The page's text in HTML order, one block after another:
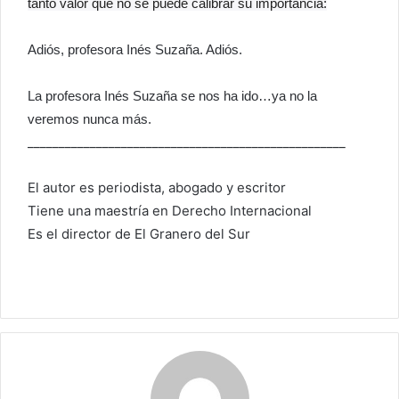
tanto valor que no se puede calibrar su importancia:
Adiós, profesora Inés Suzaña. Adiós.
La profesora Inés Suzaña se nos ha ido…ya no la
veremos nunca más.
El autor es periodista, abogado y escritor
Tiene una maestría en Derecho Internacional
Es el director de El Granero del Sur